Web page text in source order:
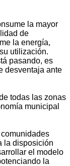
la mayor
de
la energía,
utilización.
pasando, es
desventaja ante
todas las zonas
municipal
la disposición
el modelo
la